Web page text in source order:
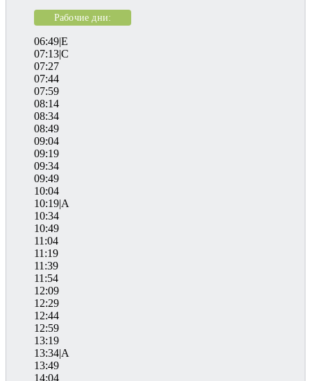
Рабочие дни:
06:49|E
07:13|C
07:27
07:44
07:59
08:14
08:34
08:49
09:04
09:19
09:34
09:49
10:04
10:19|A
10:34
10:49
11:04
11:19
11:39
11:54
12:09
12:29
12:44
12:59
13:19
13:34|A
13:49
14:04